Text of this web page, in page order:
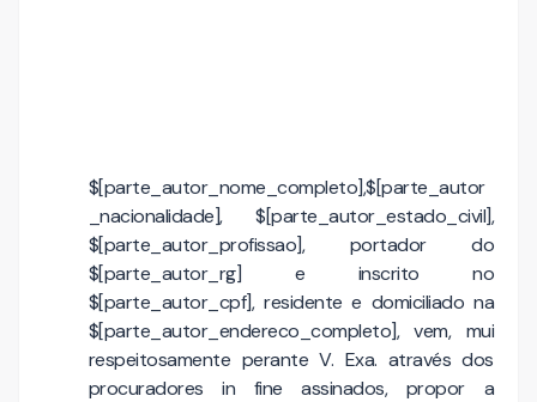
$[parte_autor_nome_completo],$[parte_autor
_nacionalidade], $[parte_autor_estado_civil],
$[parte_autor_profissao], portador do
$[parte_autor_rg] e inscrito no
$[parte_autor_cpf], residente e domiciliado na
$[parte_autor_endereco_completo], vem, mui
respeitosamente perante V. Exa. através dos
procuradores in fine assinados, propor a